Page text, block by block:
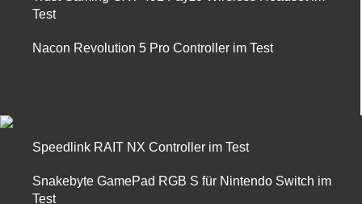
Test
Nacon Revolution 5 Pro Controller im Test
Speedlink RAIT NX Controller im Test
Snakebyte GamePad RGB S für Nintendo Switch im
Test